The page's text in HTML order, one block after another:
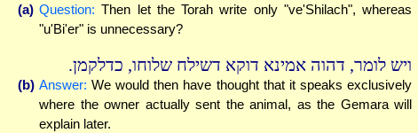
(a) Question: Then let the Torah write only "ve'Shilach", whereas
"u'Bi'er" is unnecessary?
ויש לומר, דהוה אמינא דוקא דשילח שלוחו, כדלקמן.
(b) Answer: We would then have thought that it speaks exclusively
where the owner actually sent the animal, as the Gemara will
explain later.